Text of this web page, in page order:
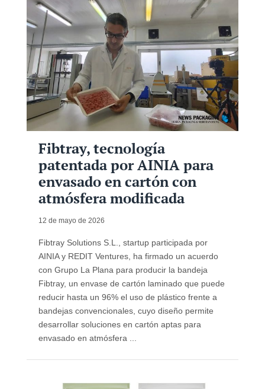
Fibtray, tecnología
patentada por AINIA para
envasado en cartón con
atmósfera modificada
12 de mayo de 2026
Fibtray Solutions S.L., startup participada por
AINIA y REDIT Ventures, ha firmado un acuerdo
con Grupo La Plana para producir la bandeja
Fibtray, un envase de cartón laminado que puede
reducir hasta un 96% el uso de plástico frente a
bandejas convencionales, cuyo diseño permite
desarrollar soluciones en cartón aptas para
envasado en atmósfera ...